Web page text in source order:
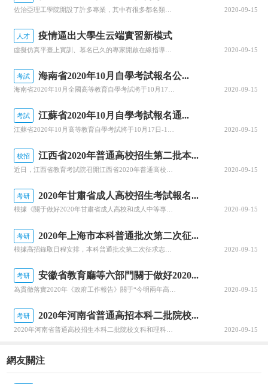
2020-09-15
人才 疫情逼出大學生云端實習新模式
2020-09-15
考試 海南省2020年10月自學考試報名公...
2020-09-15
考試 江蘇省2020年10月自學考試報名通...
2020-09-15
校招 江西省2020年普通高校招生第二批本...
2020-09-15
考研 2020年甘肅省成人高校招生考試報名...
根據《關于做好2020年甘肅省成人高校和成人中等專業學校招生工作的通知》(甘招委發〔2020〕30號)，甘肅省教育考試院公布了2020年成人高校招生考試報名時間，詳細成人高考網上報名工作安排通知，跟隨查字典小編一起關注一下~2020年甘肅省成人高校招生考試報名時間確定根據《關于做好2020年甘肅省成... 2020-09-15
考研 2020年上海市本科普通批次第二次征...
根據高招錄取日程安排，本科普通批次第二次征求志愿將于8月29日上午10:00至8月30日上午10:00進行填報。經研究審定，2020年上海市普通高校招生本科普通批次第二次征求志愿降分控制線為385分。查字典小編整理相關資訊，關注一下~本科普通批次第二次征求志愿填報即將開始根據高招錄取日程安排，本科普... 2020-09-15
考研 安徽省教育廳等六部門關于做好2020...
2020-09-15
考研 2020年河南省普通高招本科二批院校...
2020-09-15
網友關注